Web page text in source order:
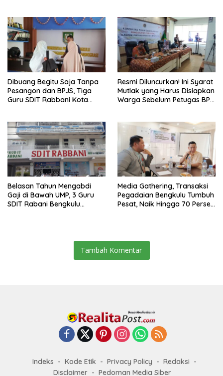
Dibuang Begitu Saja Tanpa
Pesangon dan BPJS, Tiga
Guru SDIT Rabbani Kota
Resmi Diluncurkan! Ini Syarat
Mutlak yang Harus Disiapkan
Warga Sebelum Petugas BPN
Belasan Tahun Mengabdi
Gaji di Bawah UMP, 3 Guru
SDIT Rabani Bengkulu
Media Gathering, Transaksi
Pegadaian Bengkulu Tumbuh
Pesat, Naik Hingga 70 Persen
Tambah Komentar
Indeks Kode Etik Privacy Policy
Redaksi
Disclaimer
Pedoman Media Siber